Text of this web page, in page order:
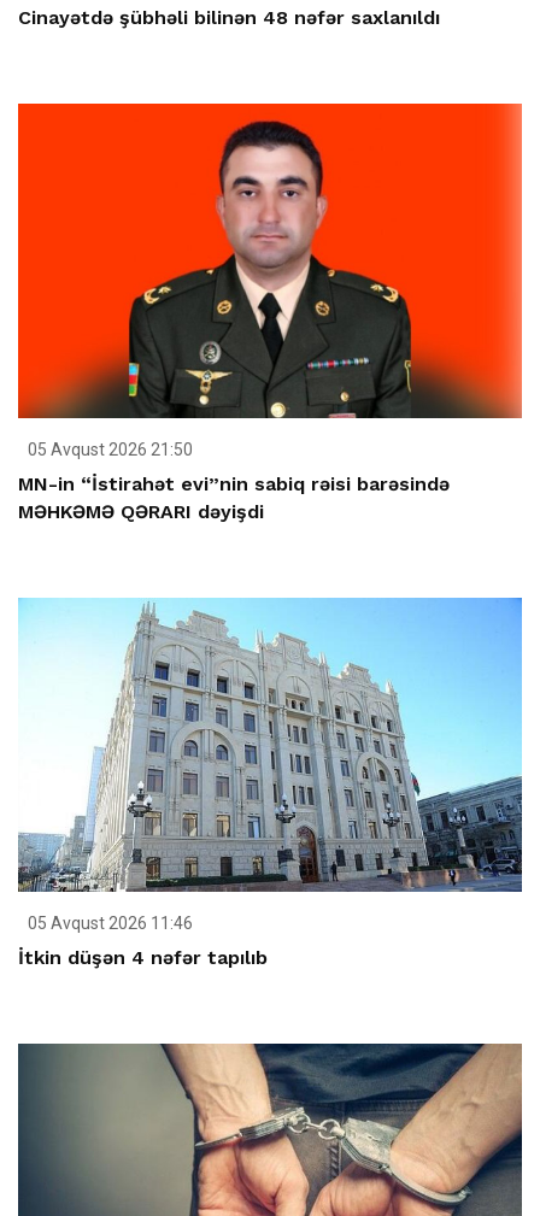
Cinayətdə şübhəli bilinən 48 nəfər saxlanıldı
05 Avqust 2026 21:50
MN-in “İstirahət evi”nin sabiq rəisi barəsində
MƏHKƏMƏ QƏRARI dəyişdi
05 Avqust 2026 11:46
İtkin düşən 4 nəfər tapılıb